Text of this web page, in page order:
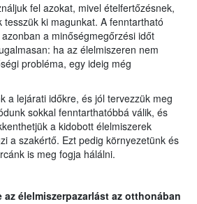
fel azokat, mivel ételfertőzésnek,
ki magunkat. A fenntartható
a minőségmegőrzési időt
ha az élelmiszeren nem
probléma, egy ideig még
a lejárati időkre, és jól tervezzük meg
sokkal fenntarthatóbbá válik, és
a kidobott élelmiszerek
a szakértő. Ezt pedig környezetünk és
is meg fogja hálálni.
élelmiszerpazarlást az otthonában